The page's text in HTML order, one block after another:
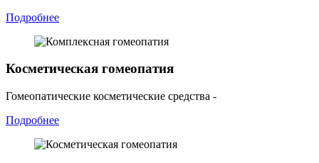
Подробнее
Косметическая гомеопатия
Гомеопатические косметические средства -
Подробнее